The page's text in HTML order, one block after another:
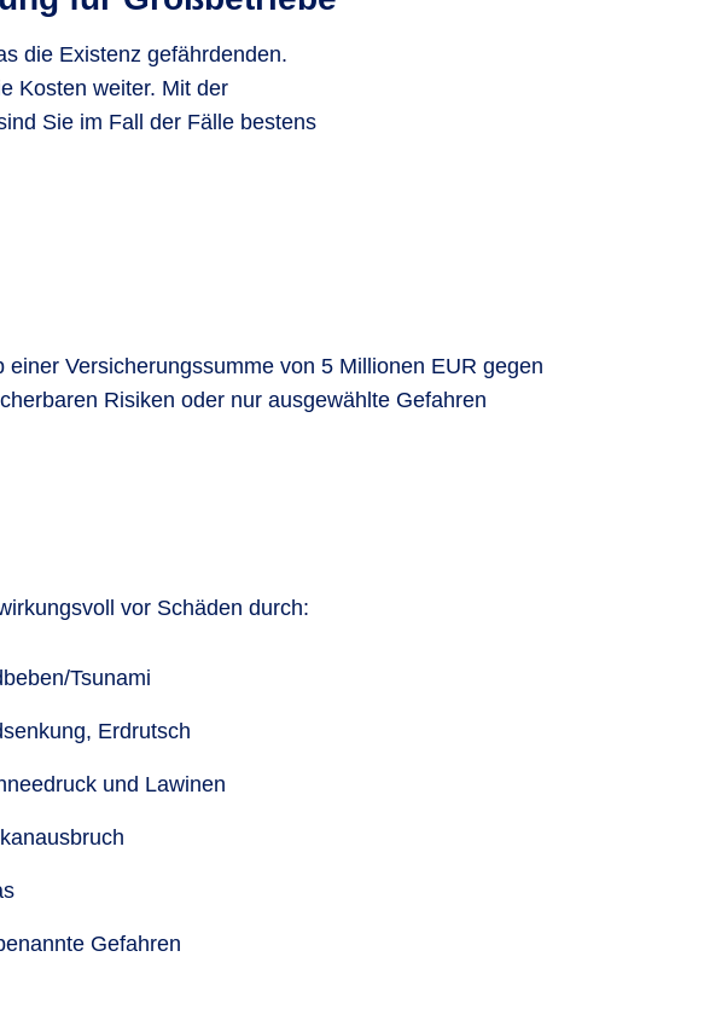
die Existenz gefährdenden.
Kosten weiter. Mit der
Sie im Fall der Fälle bestens
Versicherungssumme von 5 Millionen EUR gegen
Risiken oder nur ausgewählte Gefahren
vor Schäden durch:
Tsunami
Erdrutsch
und Lawinen
Gefahren